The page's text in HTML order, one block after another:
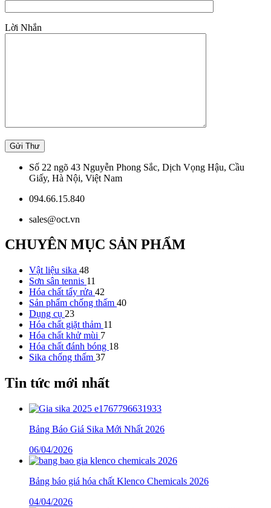
Lời Nhắn
Số 22 ngõ 43 Nguyễn Phong Sắc, Dịch Vọng Hậu, Cầu
Giấy, Hà Nội, Việt Nam
094.66.15.840
sales@oct.vn
CHUYÊN MỤC SẢN PHẨM
Vật liệu sika 48
Sơn sân tennis 11
Hóa chất tẩy rửa 42
Sản phẩm chống thấm 40
Dụng cụ 23
Hóa chất giặt thảm 11
Hóa chất khử mùi 7
Hóa chất đánh bóng 18
Sika chống thấm 37
Tin tức mới nhất
Bảng Báo Giá Sika Mới Nhất 2026
06/04/2026
Bảng báo giá hóa chất Klenco Chemicals 2026
04/04/2026